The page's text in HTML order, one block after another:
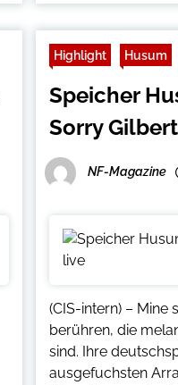
Highlight Husum
Speicher
Sorry
NF-Magazine
(CIS-intern) – Mine
berühren, die
sind. Ihre
ausgefuchsten